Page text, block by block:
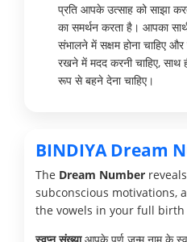
प्रति आपके उत्साह को साझा
का समर्थन करता है। आपका
संभालने में सक्षम होना चाहिए
रखने में मदद करनी चाहिए, साथ
रूप से बहने देना चाहिए।
BINDIYA Dream
The Dream Number
subconscious motivations,
the vowels in your full birth